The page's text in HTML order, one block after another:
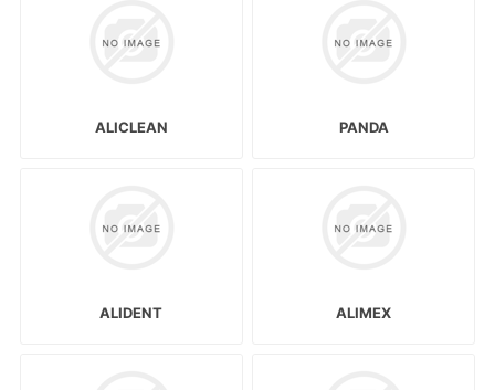
ALICLEAN PANDA
ALIDENT ALIMEX